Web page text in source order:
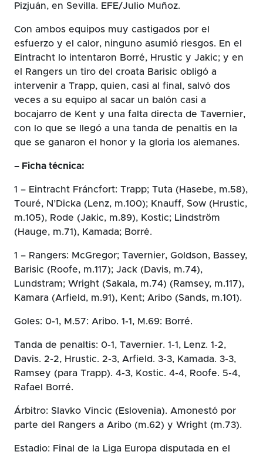
Pizjuán, en Sevilla. EFE/Julio Muñoz.
Con ambos equipos muy castigados por el
esfuerzo y el calor, ninguno asumió riesgos. En el
Eintracht lo intentaron Borré, Hrustic y Jakic; y en
el Rangers un tiro del croata Barisic obligó a
intervenir a Trapp, quien, casi al final, salvó dos
veces a su equipo al sacar un balón casi a
bocajarro de Kent y una falta directa de Tavernier,
con lo que se llegó a una tanda de penaltis en la
que se ganaron el honor y la gloria los alemanes.
– Ficha técnica:
1 – Eintracht Fráncfort: Trapp; Tuta (Hasebe, m.58),
Touré, N’Dicka (Lenz, m.100); Knauff, Sow (Hrustic,
m.105), Rode (Jakic, m.89), Kostic; Lindström
(Hauge, m.71), Kamada; Borré.
1 – Rangers: McGregor; Tavernier, Goldson, Bassey,
Barisic (Roofe, m.117); Jack (Davis, m.74),
Lundstram; Wright (Sakala, m.74) (Ramsey, m.117),
Kamara (Arfield, m.91), Kent; Aribo (Sands, m.101).
Goles: 0-1, M.57: Aribo. 1-1, M.69: Borré.
Tanda de penaltis: 0-1, Tavernier. 1-1, Lenz. 1-2,
Davis. 2-2, Hrustic. 2-3, Arfield. 3-3, Kamada. 3-3,
Ramsey (para Trapp). 4-3, Kostic. 4-4, Roofe. 5-4,
Rafael Borré.
Árbitro: Slavko Vincic (Eslovenia). Amonestó por
parte del Rangers a Aribo (m.62) y Wright (m.73).
Estadio: Final de la Liga Europa disputada en el